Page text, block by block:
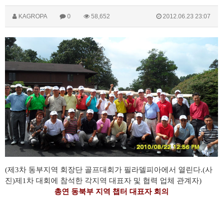
KAGROPA 0 58,652 2012.06.23 23:07
(제3차 동부지역 회장단 골프대회가 필라델피아에서 열린다.(사
진)제1차 대회에 참석한 각지역 대표자 및 협력 업체 관계자)
총연 동북부 지역 챕터 대표자 회의